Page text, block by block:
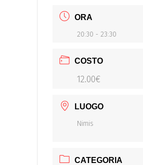
ORA
20:30 - 23:30
COSTO
12.00€
LUOGO
Nimis
CATEGORIA